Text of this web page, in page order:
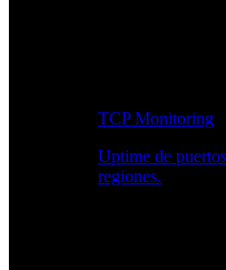
TCP Monitoring
Uptime de
regiones.